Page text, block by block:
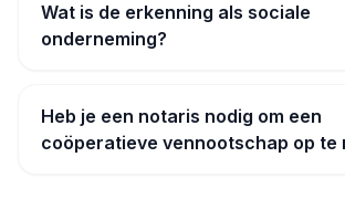
Wat is de erkenning als sociale
onderneming?
Heb je een notaris nodig om een
coöperatieve vennootschap op te